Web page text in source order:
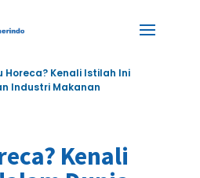
Horeca? Kenali Istilah Ini
Industri Makanan
Kenali